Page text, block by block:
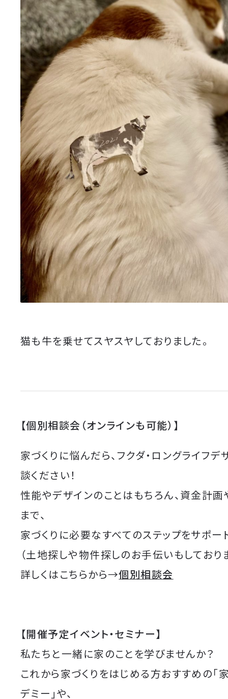
猫も牛を乗せてスヤスヤしておりました。
【個別相談会（オンラインも可能）】
家づくりに悩んだら、フクダ・ロングライフ
談ください！
性能やデザインのことはもちろん、資金計
まで、
家づくりに必要なすべてのステップをサポー
（土地探しや物件探しのお手伝いもしており
詳しくはこちらから→個別相談会
【開催予定イベント・セミナー】
私たちと一緒に家のことを学びませんか？
これから家づくりをはじめる方おすすめの「
デミー」や、